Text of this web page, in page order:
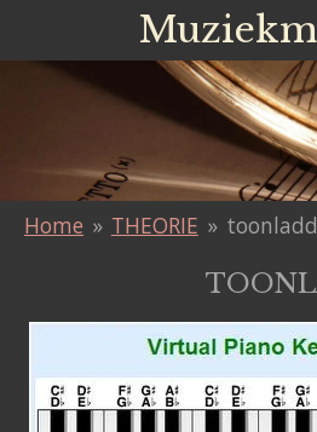
direct
hoofdinhoud
Home » THEORIE »